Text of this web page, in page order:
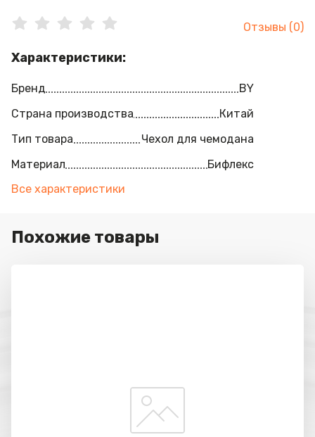
Отзывы (0)
Характеристики:
Бренд
BY
Страна производства
Китай
Тип товара
Чехол для чемодана
Материал
Бифлекс
Все характеристики
Похожие товары